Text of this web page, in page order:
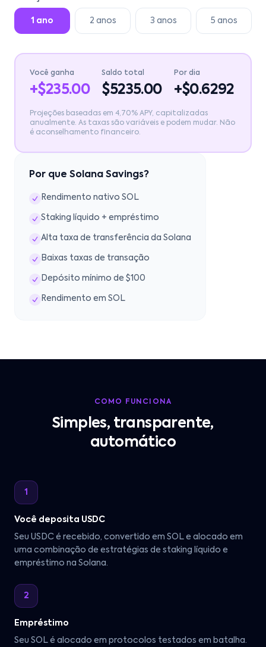
1 ano 2 anos 3 anos 5 anos
Você ganha
+$235.00
Saldo total
$5235.00
Por dia
+$0.6292
Projeções baseadas em 4,70% APY, capitalizadas
anualmente. As taxas são variáveis e podem mudar. Não
é aconselhamento financeiro.
Por que Solana Savings?
Rendimento nativo SOL
Staking líquido + empréstimo
Alta taxa de transferência da Solana
Baixas taxas de transação
Depósito mínimo de $100
Rendimento em SOL
COMO FUNCIONA
Simples, transparente,
automático
1
Você deposita USDC
Seu USDC é recebido, convertido em SOL e alocado em
uma combinação de estratégias de staking líquido e
empréstimo na Solana.
2
Empréstimo
Seu SOL é alocado em protocolos testados em batalha.